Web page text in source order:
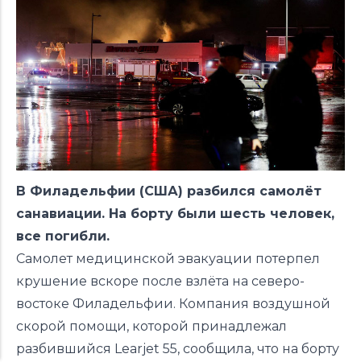
В Филадельфии (США) разбился самолёт
санавиации. На борту были шесть человек,
все погибли.
Самолет медицинской эвакуации потерпел
крушение вскоре после взлёта на северо-
востоке Филадельфии. Компания воздушной
скорой помощи, которой принадлежал
разбившийся Learjet 55, сообщила, что на борту